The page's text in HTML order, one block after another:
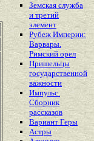
Земская служба
и третий
элемент
Рубеж Империи:
Варвары.
Римский орел
Пришельцы
государственной
важности
Импульс.
Сборник
рассказов
Вариант Геры
Астры